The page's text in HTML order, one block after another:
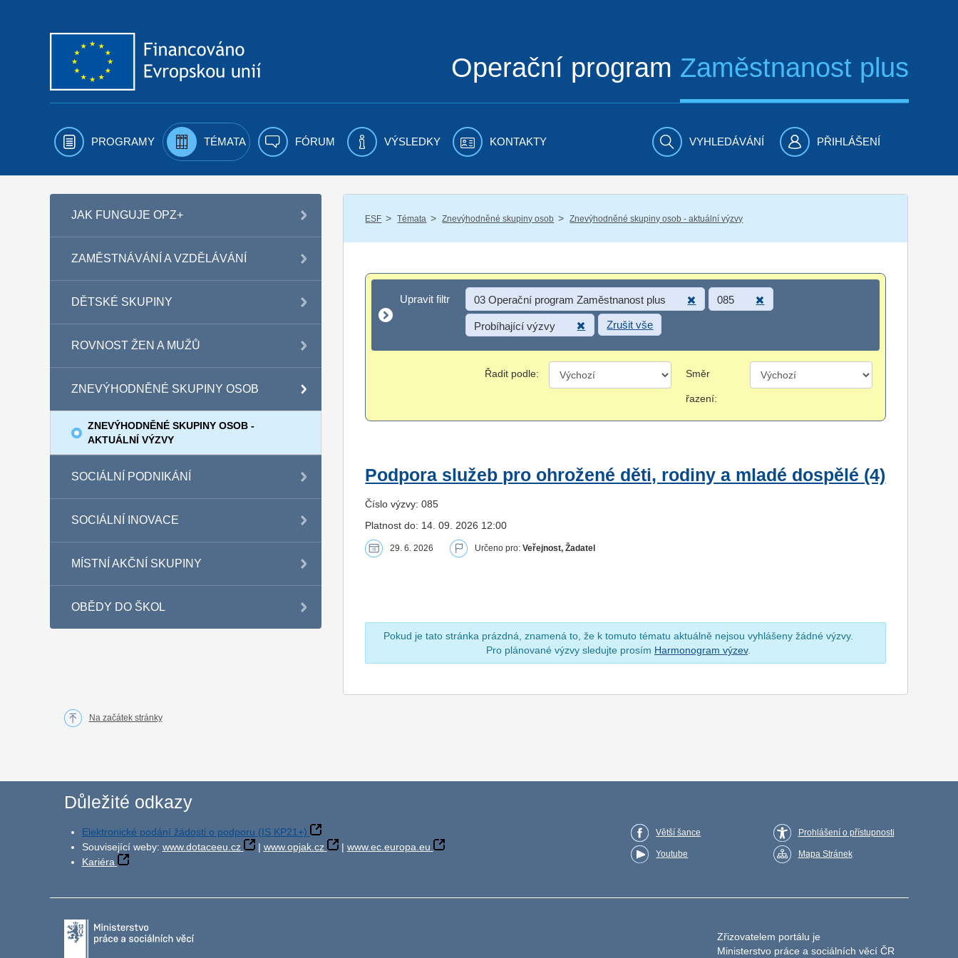
Operační program Zaměstnanost plus
PROGRAMY TÉMATA FÓRUM VÝSLEDKY KONTAKTY VYHLEDÁVÁNÍ PŘIHLÁŠENÍ
JAK FUNGUJE OPZ+
ZAMĚSTNÁVÁNÍ A VZDĚLÁVÁNÍ
DĚTSKÉ SKUPINY
ROVNOST ŽEN A MUŽŮ
ZNEVÝHODNĚNÉ SKUPINY OSOB
ZNEVÝHODNĚNÉ SKUPINY OSOB -
AKTUÁLNÍ VÝZVY
SOCIÁLNÍ PODNIKÁNÍ
SOCIÁLNÍ INOVACE
MÍSTNÍ AKČNÍ SKUPINY
OBĚDY DO ŠKOL
ESF / Témata / Znevýhodněné skupiny osob / Znevýhodněné skupiny osob - aktuální výzvy
Upravit filtr
Upravit filtr 03 Operační program Zaměstnanost plus 085
Probíhající výzvy Zrušit vše
Řadit podle: Směr
řazení:
Podpora služeb pro ohrožené děti, rodiny a mladé dospělé (4)
Číslo výzvy: 085
Platnost do: 14. 09. 2026 12:00
29. 6. 2026 Určeno pro:Veřejnost, Žadatel
Pokud je tato stránka prázdná, znamená to, že k tomuto tématu aktuálně nejsou vyhlášeny žádné výzvy.
Pro plánované výzvy sledujte prosím Harmonogram výzev.
Na začátek stránky
Důležité odkazy
Elektronické podání žádosti o podporu (IS KP21+)
Související weby: www.dotaceeu.cz | www.opjak.cz | www.ec.europa.eu
Kariéra
Větší šance
Youtube
Prohlášení o přístupnosti
Mapa Stránek
Zřizovatelem portálu je
Ministerstvo práce a sociálních věcí ČR